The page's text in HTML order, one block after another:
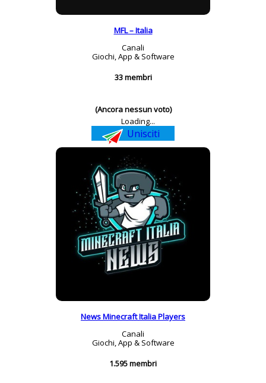
MFL – Italia
Canali
Giochi, App & Software
33 membri
(Ancora nessun voto)
Loading...
Unisciti
News Minecraft Italia Players
Canali
Giochi, App & Software
1.595 membri